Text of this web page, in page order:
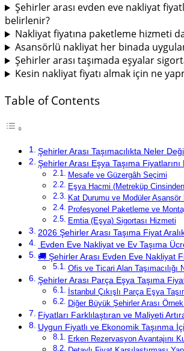
Şehirler arası evden eve nakliyat
belirlenir?
Nakliyat fiyatına paketleme hizmeti
Asansörlü nakliyat her binada
Şehirler arası taşımada eşyalar
Kesin nakliyat fiyatı almak için ne
Table of Contents
Şehirler Arası Taşımacılıkta Neler
Şehirler Arası Eşya Taşıma
Mesafe ve Güzergâh Seçimi
Eşya Hacmi (Metreküp
Kat Durumu ve Modüler Asansör
Profesyonel Paketleme ve
Emtia (Eşya) Sigortası Hizmeti
2026 Şehirler Arası Taşıma Fiyat
Evden Eve Nakliyat ve Ev Taşıma
🚚 Şehirler Arası Evden Eve Nakliyat
Ofis ve Ticari Alan Taşımacılığı
Şehirler Arası Parça Eşya Taşıma
İstanbul Çıkışlı Parça Eşya
Diğer Büyük Şehirler Arası
Fiyatları Farklılaştıran ve Maliyeti
Uygun Fiyatlı ve Ekonomik Taşınma
Erken Rezervasyon Avantajını